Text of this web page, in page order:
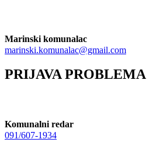
Marinski komunalac
marinski.komunalac@gmail.com
PRIJAVA PROBLEMA
Komunalni redar
091/607-1934